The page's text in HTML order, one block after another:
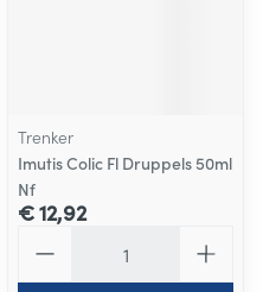
Trenker
Imutis Colic Fl Druppels 50ml
Nf
€ 12,92